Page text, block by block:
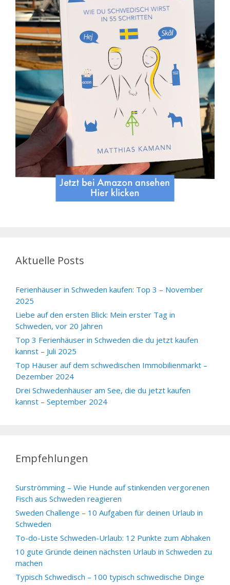
Aktuelle Posts
Ferienhäuser in Schweden kaufen: Top 3 – November
2025
Liebe auf den ersten Blick: Mein erster Tag in
Schweden, vor 20 Jahren
Top 3 Ferienhäuser in Schweden die du jetzt kaufen
kannst – Juli 2025
Top Häuser auf dem schwedischen Immobilienmarkt –
Dezember 2024
Drei Schwedenhäuser am See, die du jetzt kaufen
kannst – September 2024
Empfehlungen
Surströmming – Wie Hunde auf stinkenden vergorenen
Fisch aus Schweden reagieren
Sweden Challenge – 10 Aufgaben für deinen Urlaub in
Schweden
To-do-Liste Schweden-Urlaub: 12 Punkte zum Abhaken
10 gute Gründe deinen nächsten Urlaub in Schweden zu
machen
Typisch Schwedisch – 100 typisch schwedische Dinge